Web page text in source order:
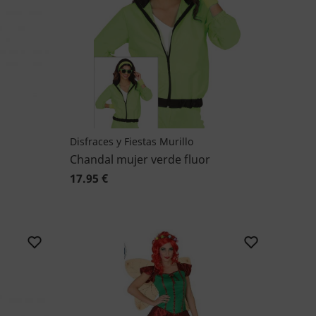
Disfraces y Fiestas Murillo
Chandal mujer verde fluor
17.95 €